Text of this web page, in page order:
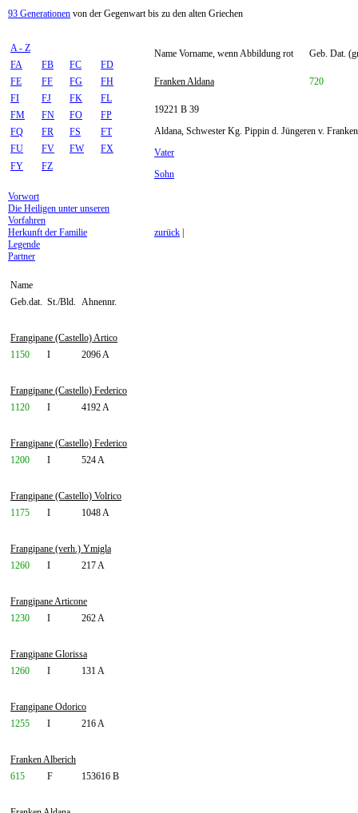
93 Generationen von der Gegenwart bis zu den alten Griechen
A - Z
FA
FB FC
FD
FE
FF FG
FH
FI
FJ FK
FL
FM
FN FO
FP
FQ
FR FS
FT
FU
FV FW
FX
FY
FZ
Vorwort
Die Heiligen unter unseren
Vorfahren
Herkunft der Familie
Legende
Partner
Name
Geb.dat. St./Bld. Ahnennr.
Frangipane (Castello) Artico
1150
I 2096 A
Frangipane (Castello) Federico
1120
I 4192 A
Frangipane (Castello) Federico
1200
I 524 A
Frangipane (Castello) Volrico
1175
I 1048 A
Frangipane (verh.) Ymigla
1260
I 217 A
Frangipane Articone
1230
I 262 A
Frangipane Glorissa
1260
I 131 A
Frangipane Odorico
1255
I 216 A
Franken Alberich
615
F 153616 B
Name Vorname, wenn Abbildung rot Geb. Dat.
Franken Aldana 720
19221 B 39
Aldana, Schwester Kg. Pippin d. Jüngeren v.
Vater
Sohn
zurück